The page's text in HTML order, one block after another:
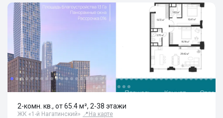
2-комн. кв., от 65.4 м², 2-38 этажи
ЖК «1-й Нагатинский» 📍 На карте